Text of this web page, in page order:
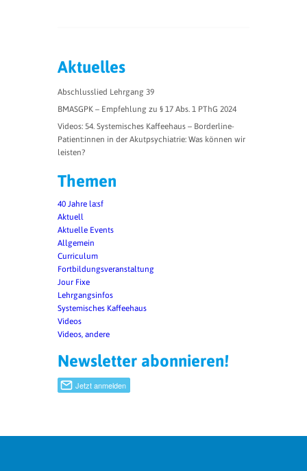
Aktuelles
Abschlusslied Lehrgang 39
BMASGPK – Empfehlung zu § 17 Abs. 1 PThG 2024
Videos: 54. Systemisches Kaffeehaus – Borderline-
Patient:innen in der Akutpsychiatrie: Was können wir
leisten?
Themen
40 Jahre la:sf
Aktuell
Aktuelle Events
Allgemein
Curriculum
Fortbildungsveranstaltung
Jour Fixe
Lehrgangsinfos
Systemisches Kaffeehaus
Videos
Videos, andere
Newsletter abonnieren!